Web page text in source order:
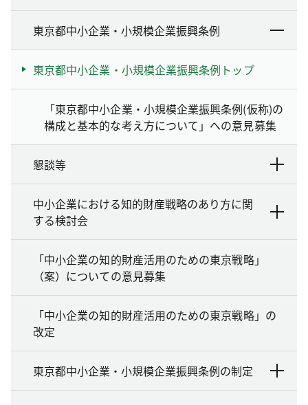
東京都中小企業・小規模企業振興条例
東京都中小企業・小規模企業振興条例トップ
「東京都中小企業・小規模企業振興条例(仮称)の
構成と基本的な考え方について」への意見募集
懇談等
中小企業における知的財産戦略のあり方に関
する検討会
「中小企業の知的財産活用のための東京戦略」
（案）についての意見募集
「中小企業の知的財産活用のための東京戦略」の
改定
東京都中小企業・小規模企業振興条例の制定